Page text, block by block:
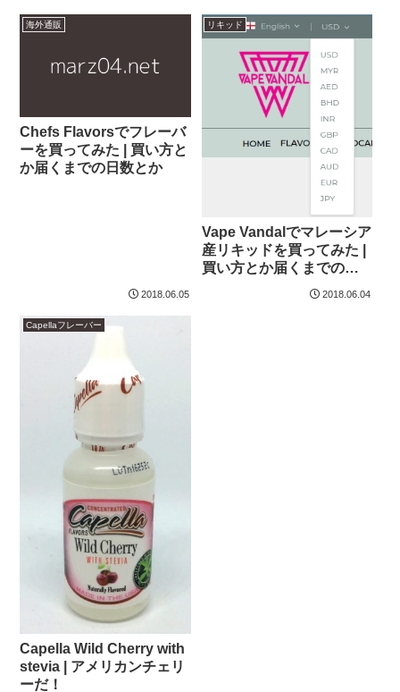
海外通販
Chefs Flavorsでフレーバ
ーを買ってみた | 買い方と
か届くまでの日数とか
2018.06.05
リキッド
Vape Vandalでマレーシア
産リキッドを買ってみた |
買い方とか届くまでの日
2018.06.04
Capellaフレーバー
Capella Wild Cherry with
stevia | アメリカンチェリ
ーだ！